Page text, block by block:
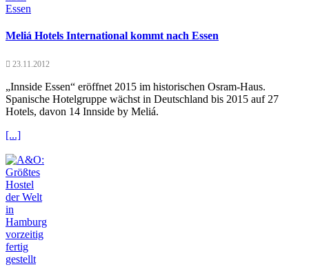
Meliá Hotels International kommt nach Essen
23.11.2012
„Innside Essen“ eröffnet 2015 im historischen Osram-Haus.
Spanische Hotelgruppe wächst in Deutschland bis 2015 auf 27
Hotels, davon 14 Innside by Meliá.
[...]